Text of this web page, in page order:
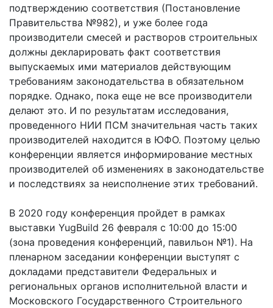
подтверждению соответствия (Постановление
Правительства №982), и уже более года
производители смесей и растворов строительных
должны декларировать факт соответствия
выпускаемых ими материалов действующим
требованиям законодательства в обязательном
порядке. Однако, пока еще не все производители
делают это. И по результатам исследования,
проведенного НИИ ПСМ значительная часть таких
производителей находится в ЮФО. Поэтому целью
конференции является информирование местных
производителей об изменениях в законодательстве
и последствиях за неисполнение этих требований.
В 2020 году конференция пройдет в рамках
выставки YugBuild 26 февраля с 10:00 до 15:00
(зона проведения конференций, павильон №1). На
пленарном заседании конференции выступят с
докладами представители Федеральных и
региональных органов исполнительной власти и
Московского Государственного Строительного